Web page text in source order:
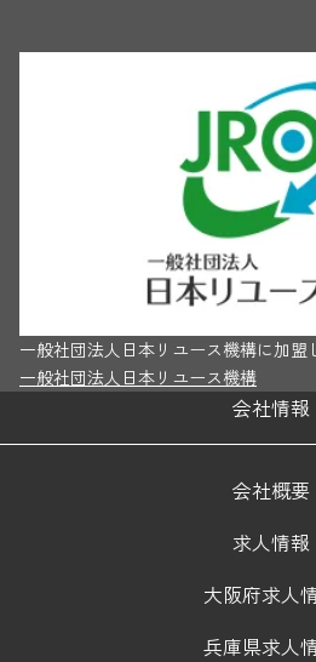
一般社団法人日本リユース機構に加盟
一般社団法人日本リユース機構
会社情報
会社概要
求人情報
大阪府求人
兵庫県求人